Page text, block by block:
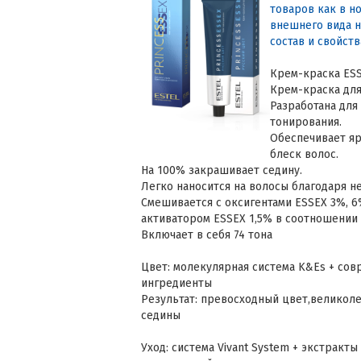
товаров как в
внешнего вида
состав и
Крем-краска
Крем-краска
Разработана
тонирования.
Обеспечивает
блеск волос.
На 100% закрашивает седину.
Легко наносится на волосы благодаря
Смешивается с оксигентами ESSEX 3%,
активатором ESSEX 1,5% в соотношении
Включает в себя 74 тона
Цвет: молекулярная система K&Es +
ингредиенты
Результат: превосходный
седины
Уход: система Vivant System +